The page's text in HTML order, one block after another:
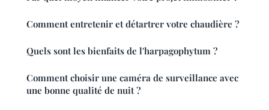
Comment entretenir et détartrer votre chaudière ?
Quels sont les bienfaits de l'harpagophytum ?
Comment choisir une caméra de surveillance avec
une bonne qualité de nuit ?